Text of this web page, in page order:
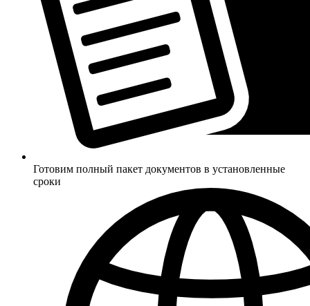
Готовим полный пакет документов в установленные
сроки